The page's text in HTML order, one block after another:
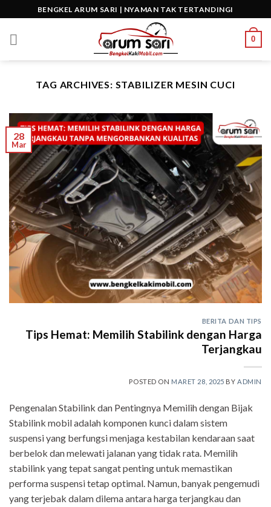
to
content
BENGKEL ARUM SARI | NYAMAN TAK TERTANDINGI
0
TAG ARCHIVES: STABILIZER MESIN CUCI
28
Mar
BERITA DAN TIPS
Tips Hemat: Memilih Stabilink dengan Harga
Terjangkau
POSTED ON MARET 28, 2025 BYADMIN
Pengenalan Stabilink dan Pentingnya Memilih dengan Bijak
Stabilink mobil adalah komponen kunci dalam sistem
suspensi yang berfungsi menjaga kestabilan kendaraan saat
berbelok dan melewati jalanan yang tidak rata. Memilih
stabilink yang tepat sangat penting untuk memastikan
performa suspensi tetap optimal. Namun, banyak pengemudi
yang terjebak dalam dilema antara harga terjangkau dan